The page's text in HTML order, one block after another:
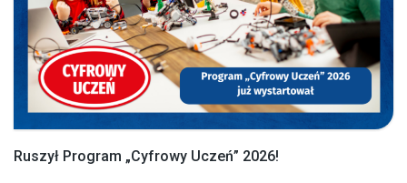
Ruszył Program „Cyfrowy Uczeń” 2026!